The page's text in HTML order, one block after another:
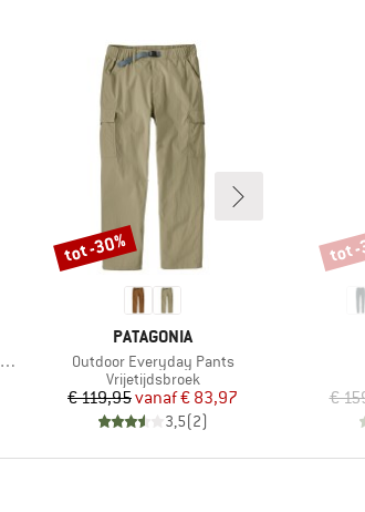
MERK
PATAGONIA
Artikel
Outdoor Everyday Pants
Productgroep
Vrijetijdsbroek
Prijs
€ 119,95 Verlaagde prijs
vanaf€ 83,97
3,5(2)
Korting
tot -30%
€
tot